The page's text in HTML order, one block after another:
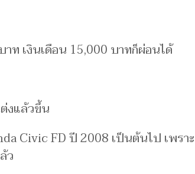
ท เงินเดือน 15,000 บาทก็ผ่อนได้
งแล้วขึ้น
Civic FD ปี 2008 เป็นต้นไป เพราะ
ว